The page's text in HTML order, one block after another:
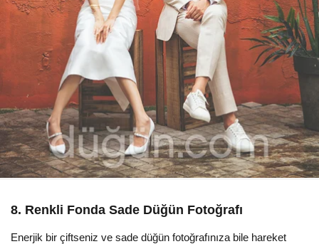
8. Renkli Fonda Sade Düğün Fotoğrafı
Enerjik bir çiftseniz ve sade düğün fotoğrafınıza bile hareket